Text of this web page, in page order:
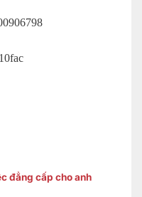
đẳng cấp cho anh